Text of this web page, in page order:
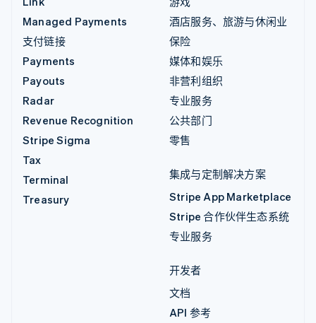
Managed Payments
支付链接
Payments
Payouts
Radar
Revenue Recognition
Stripe Sigma
Tax
Terminal
Treasury
酒店服务、旅游与休闲业
保险
媒体和娱乐
非营利组织
专业服务
公共部门
零售
集成与定制解决方案
Stripe App Marketplace
Stripe 合作伙伴生态系统
专业服务
开发者
文档
API 参考